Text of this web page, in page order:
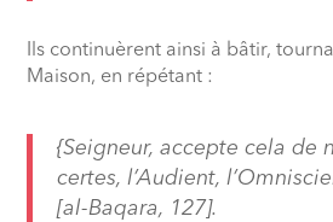
Ils continuèrent ainsi à bâtir,
Maison, en répétant :
{Seigneur, accepte cela de
certes, l’Audient,
[al-Baqara, 127].